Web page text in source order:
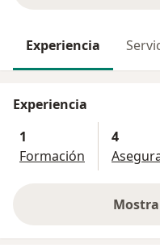
Experiencia
Experiencia
1
Formación
4